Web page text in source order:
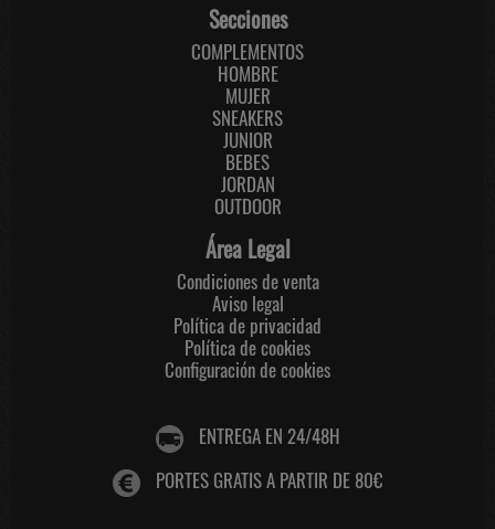
Secciones
COMPLEMENTOS
HOMBRE
MUJER
SNEAKERS
JUNIOR
BEBES
JORDAN
OUTDOOR
Área Legal
Condiciones de venta
Aviso legal
Política de privacidad
Política de cookies
Configuración de cookies
ENTREGA EN 24/48H
PORTES GRATIS A PARTIR DE 80€